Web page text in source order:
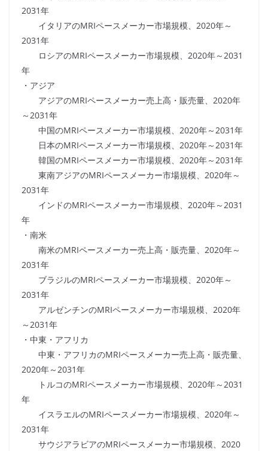
2031年
イタリアのMRIペースメーカー市場規模、2020年～
2031年
ロシアのMRIペースメーカー市場規模、2020年～2031
年
・アジア
アジアのMRIペースメーカー売上高・販売量、2020年
～2031年
中国のMRIペースメーカー市場規模、2020年～2031年
日本のMRIペースメーカー市場規模、2020年～2031年
韓国のMRIペースメーカー市場規模、2020年～2031年
東南アジアのMRIペースメーカー市場規模、2020年～
2031年
インドのMRIペースメーカー市場規模、2020年～2031
年
・南米
南米のMRIペースメーカー売上高・販売量、2020年～
2031年
ブラジルのMRIペースメーカー市場規模、2020年～
2031年
アルゼンチンのMRIペースメーカー市場規模、2020年
～2031年
・中東・アフリカ
中東・アフリカのMRIペースメーカー売上高・販売量、
2020年～2031年
トルコのMRIペースメーカー市場規模、2020年～2031
年
イスラエルのMRIペースメーカー市場規模、2020年～
2031年
サウジアラビアのMRIペースメーカー市場規模、2020